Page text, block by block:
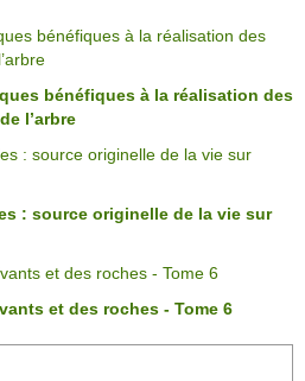
bénéfiques à la réalisation des
l’arbre
: source originelle de la vie sur
et des roches - Tome 6